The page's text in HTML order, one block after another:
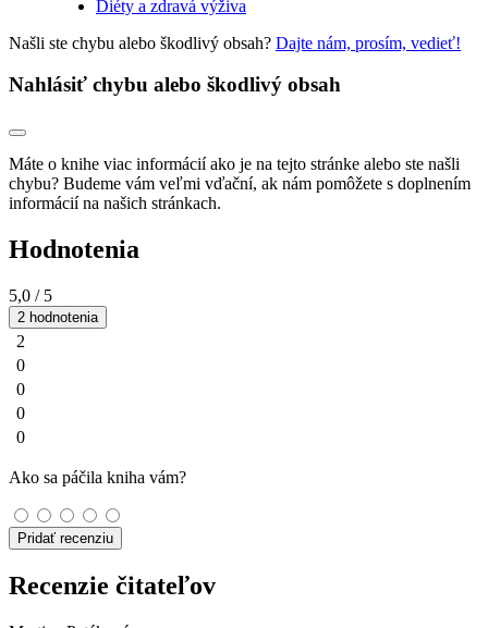
Diéty a zdravá výživa
Našli ste chybu alebo škodlivý obsah? Dajte nám, prosím, vedieť!
Nahlásiť chybu alebo škodlivý obsah
Máte o knihe viac informácií ako je na tejto stránke alebo ste našli
chybu? Budeme vám veľmi vďační, ak nám pomôžete s doplnením
informácií na našich stránkach.
Hodnotenia
5,0 / 5
2 hodnotenia
2
0
0
0
0
Ako sa páčila kniha vám?
Pridať recenziu
Recenzie čitateľov